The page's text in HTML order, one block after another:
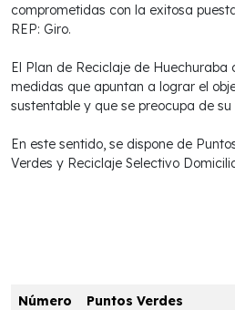
comprometidas con la exitosa
REP: Giro.
El Plan de Reciclaje de Huechuraba
medidas que apuntan a lograr el
sustentable y que se preocupa de
En este sentido, se dispone de
Verdes y Reciclaje Selectivo
Número Puntos Verdes